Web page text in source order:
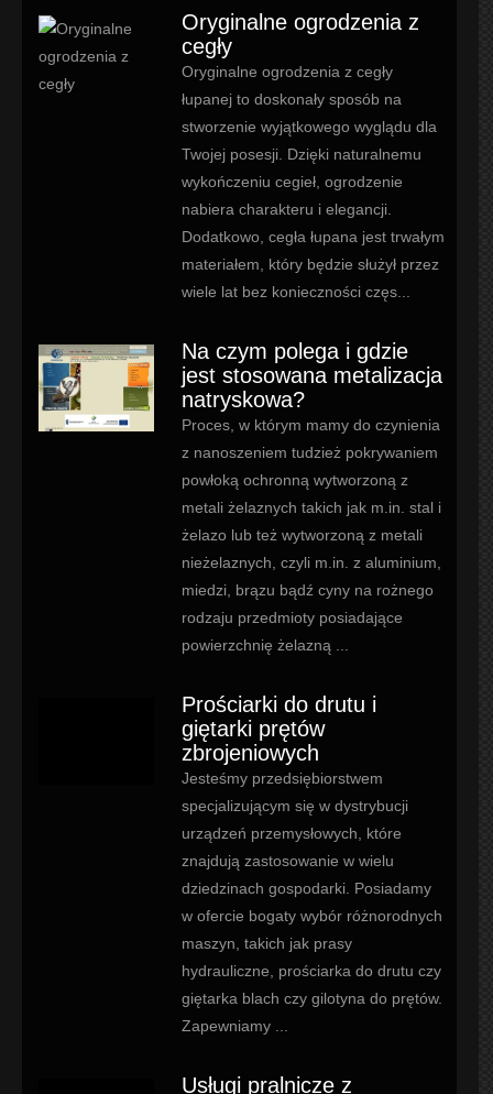
Oryginalne ogrodzenia z
cegły
Oryginalne ogrodzenia z cegły
łupanej to doskonały sposób na
stworzenie wyjątkowego wyglądu dla
Twojej posesji. Dzięki naturalnemu
wykończeniu cegieł, ogrodzenie
nabiera charakteru i elegancji.
Dodatkowo, cegła łupana jest trwałym
materiałem, który będzie służył przez
wiele lat bez konieczności częs...
Na czym polega i gdzie
jest stosowana metalizacja
natryskowa?
Proces, w którym mamy do czynienia
z nanoszeniem tudzież pokrywaniem
powłoką ochronną wytworzoną z
metali żelaznych takich jak m.in. stal i
żelazo lub też wytworzoną z metali
nieżelaznych, czyli m.in. z aluminium,
miedzi, brązu bądź cyny na rożnego
rodzaju przedmioty posiadające
powierzchnię żelazną ...
Prościarki do drutu i
giętarki prętów
zbrojeniowych
Jesteśmy przedsiębiorstwem
specjalizującym się w dystrybucji
urządzeń przemysłowych, które
znajdują zastosowanie w wielu
dziedzinach gospodarki. Posiadamy
w ofercie bogaty wybór różnorodnych
maszyn, takich jak prasy
hydrauliczne, prościarka do drutu czy
giętarka blach czy gilotyna do prętów.
Zapewniamy ...
Usługi pralnicze z